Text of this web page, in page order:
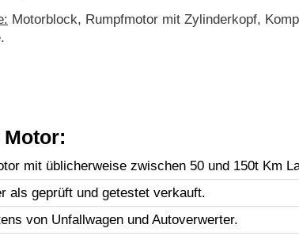
Motorblock, Rumpfmotor mit Zylinderkopf,
mit üblicherweise zwischen 50 und 150t Km
als geprüft und getestet verkauft.
von Unfallwagen und Autoverwerter.